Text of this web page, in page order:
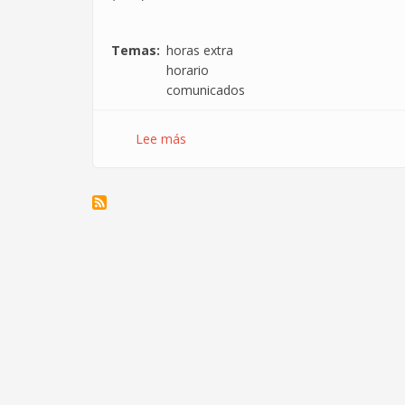
Temas
horas extra
horario
comunicados
Lee más